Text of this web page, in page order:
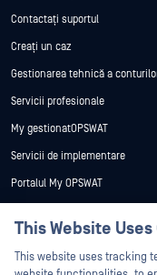
Contactați suportul
Creați un caz
Gestionarea tehnică a
Servicii profesionale
My gestionatOPSWAT
Servicii de implementare
Portalul My OPSWAT
This Website
This website uses tracking